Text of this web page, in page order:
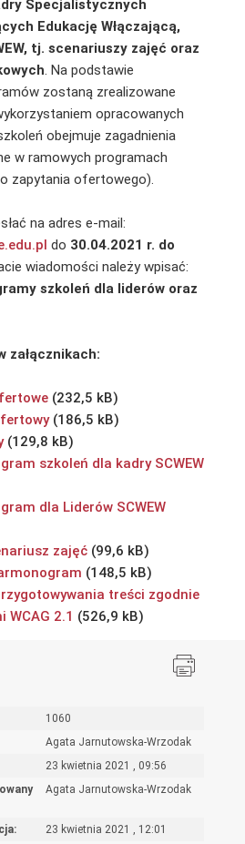
Specjalistycznych
Edukację Włączającą,
tj. scenariuszy zajęć oraz
. Na podstawie
zostaną zrealizowane
opracowanych
obejmuje zagadnienia
w ramowych programach
zapytania ofertowego).
na adres e-mail:
do 30.04.2021 r. do
wiadomości należy wpisać:
szkoleń dla liderów oraz
załącznikach:
szkoleń dla kadry SCWEW
dla Liderów SCWEW
zajęć
treści zgodnie
WCAG 2.1
1060
Agata Jarnutowska-Wrzodak
23 kwietnia 2021 , 09:56
Agata Jarnutowska-Wrzodak
23 kwietnia 2021 , 12:01